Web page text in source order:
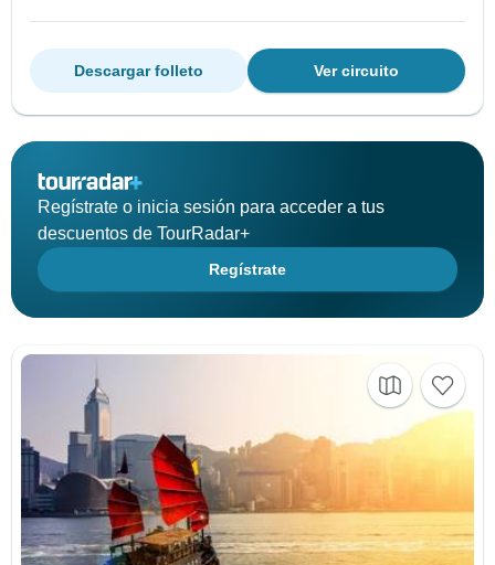
Ver circuito
Descargar folleto
Regístrate o inicia sesión para acceder a tus
descuentos de TourRadar+
Regístrate